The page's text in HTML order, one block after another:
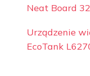
Neat Board 32
Urządzenie
EcoTank